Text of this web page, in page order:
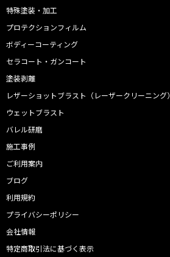
特殊塗装・加工
プロテクションフィルム
ボディーコーティング
セラコート・ガンコート
塗装剥離
レザーショットブラスト（レーザークリーニング）
ウェットブラスト
バレル研磨
施工事例
ご利用案内
ブログ
利用規約
プライバシーポリシー
会社情報
特定商取引法に基づく表示